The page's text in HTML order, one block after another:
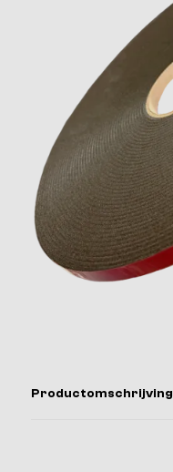
Productomschrijving